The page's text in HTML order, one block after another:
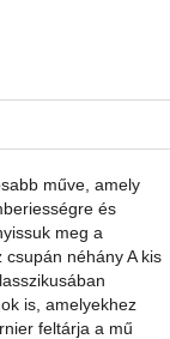
műve, amely
és
meg a
néhány A kis
is, amelyekhez
feltárja a mű